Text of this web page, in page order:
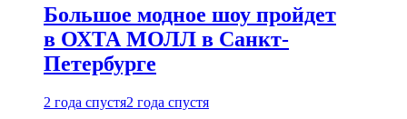
Большое модное шоу пройдет
в ОХТА МОЛЛ в Санкт-
Петербурге
2 года спустя2 года спустя